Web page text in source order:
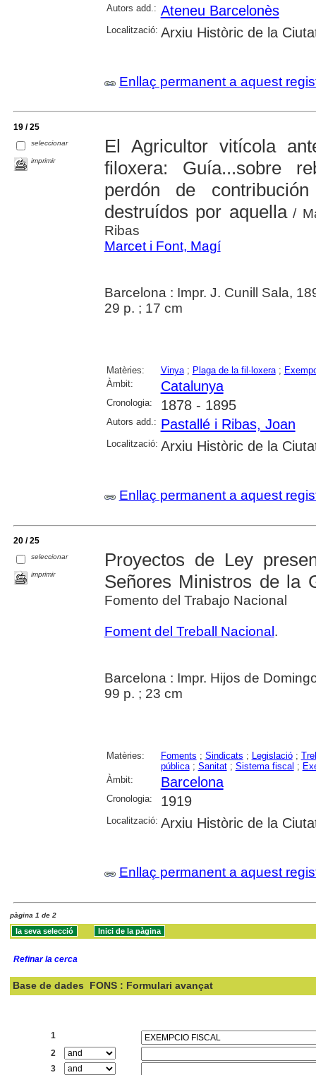
Autors add.: Ateneu Barcelonès
Localització: Arxiu Històric de la
Enllaç permanent a aquest
19 / 25
seleccionar
imprimir
El Agricultor vitícola
filoxera: Guía...sobre
perdón de
destruídos por aquella/
Ribas
Marcet i Font, Magí
Barcelona : Impr. J. Cunill Sala,
29 p. ; 17 cm
Matèries: Vinya; Plaga de la fil·loxera;
Àmbit:
Catalunya
Cronologia: 1878 - 1895
Autors add.: Pastallé i Ribas, Joan
Localització: Arxiu Històric de la
Enllaç permanent a aquest
20 / 25
seleccionar
imprimir
Proyectos de Ley
Señores Ministros de la
Fomento del Trabajo Nacional
Foment del Treball Nacional .
Barcelona : Impr. Hijos de
99 p. ; 23 cm
Matèries: Foments ; Sindicats ; Legislació;
pública; Sanitat; Sistema fiscal ;
Àmbit:
Barcelona
Cronologia: 1919
Localització: Arxiu Històric de la
Enllaç permanent a aquest
pàgina 1 de 2
Refinar la cerca
Base de dades FONS : Formulari avançat
1
2
3